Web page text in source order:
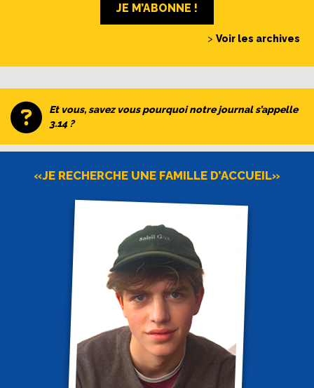
JE M’ABONNE !
> Voir les archives
Et vous, savez vous pourquoi notre journal s’appelle
3.14 ?
«JE RECHERCHE UNE FAMILLE D’ACCUEIL»